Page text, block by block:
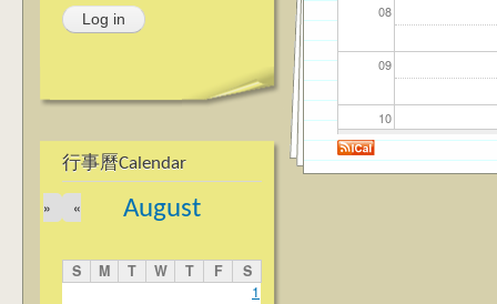
行事曆Calendar
August
«
»
S M T W T F
S
1
08
09
10
11